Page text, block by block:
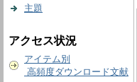
主題
アクセス状況
アイテム別
高頻度ダウンロード文献